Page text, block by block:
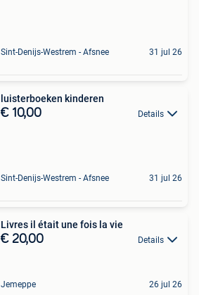
Sint-Denijs-Westrem - Afsnee 31 jul 26
luisterboeken kinderen
€ 10,00 Details
Sint-Denijs-Westrem - Afsnee 31 jul 26
Livres il était une fois la vie
€ 20,00 Details
Jemeppe 26 jul 26